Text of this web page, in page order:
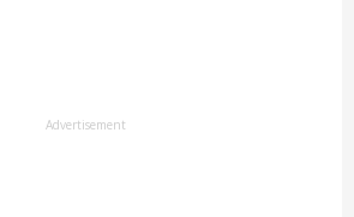
Advertisement